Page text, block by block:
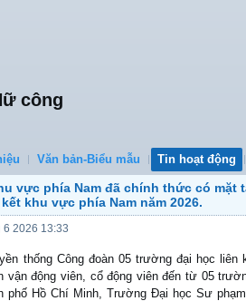
công
Văn bản-Biểu mẫu Tin hoạt động
vực phía Nam đã chính thức có mặt
khu vực phía Nam năm 2026.
2026 13:33
thống Công đoàn 05 trường đại học
vận động viên, cổ động viên đến từ 05
phố Hồ Chí Minh, Trường Đại học Sư